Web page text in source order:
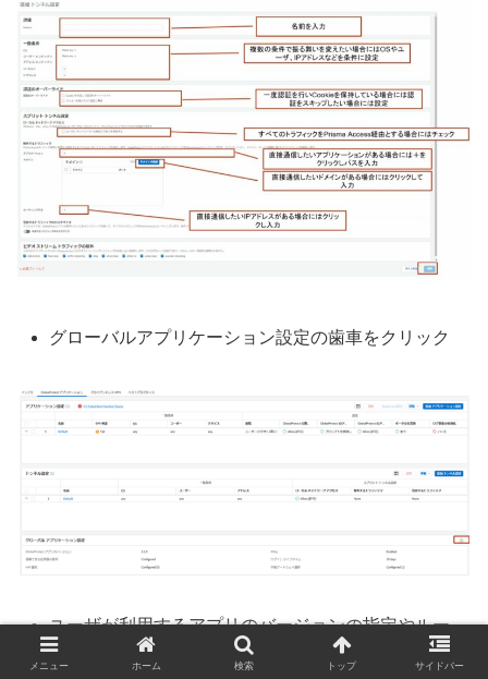
グローバルアプリケーション設定の歯車をクリック
ユーザが利用するアプリのバージョンの指定やルー
ト証明書の配布設定等を設定し保存をクリック
メニュー ホーム 検索 トップ サイドバー